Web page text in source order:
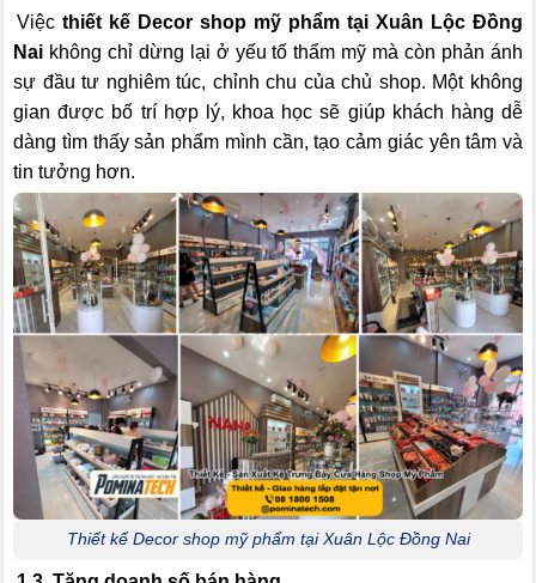
Việc thiết kế Decor shop mỹ phẩm tại Xuân Lộc Đồng
Nai không chỉ dừng lại ở yếu tố thẩm mỹ mà còn phản ánh
sự đầu tư nghiêm túc, chỉnh chu của chủ shop. Một không
gian được bố trí hợp lý, khoa học sẽ giúp khách hàng dễ
dàng tìm thấy sản phẩm mình cần, tạo cảm giác yên tâm và
tin tưởng hơn.
Thiết kế Decor shop mỹ phẩm tại Xuân Lộc Đồng Nai